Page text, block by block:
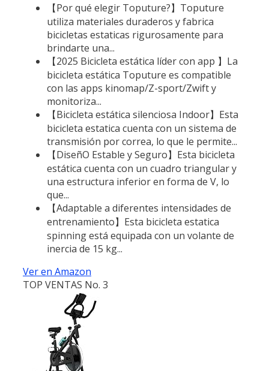
【Por qué elegir Toputure?】Toputure
utiliza materiales duraderos y fabrica
bicicletas estaticas rigurosamente para
brindarte una...
【2025 Bicicleta estática líder con app 】La
bicicleta estática Toputure es compatible
con las apps kinomap/Z-sport/Zwift y
monitoriza...
【Bicicleta estática silenciosa Indoor】Esta
bicicleta estatica cuenta con un sistema de
transmisión por correa, lo que le permite...
【DiseñO Estable y Seguro】Esta bicicleta
estática cuenta con un cuadro triangular y
una estructura inferior en forma de V, lo
que...
【Adaptable a diferentes intensidades de
entrenamiento】Esta bicicleta estatica
spinning está equipada con un volante de
inercia de 15 kg...
Ver en Amazon
TOP VENTAS No. 3